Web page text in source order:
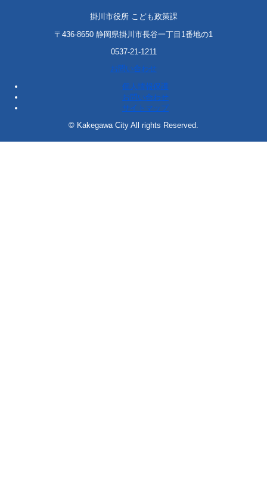
掛川市役所 こども政策課
〒436-8650 静岡県掛川市長谷一丁目1番地の1
0537-21-1211
お問い合わせ
個人情報保護
お問い合わせ
サイトマップ
© Kakegawa City All rights Reserved.